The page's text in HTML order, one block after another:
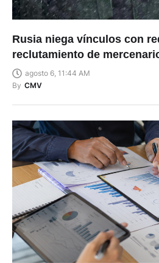
Rusia niega vínculos con
reclutamiento de
agosto 6, 11:44 AM
By CMV